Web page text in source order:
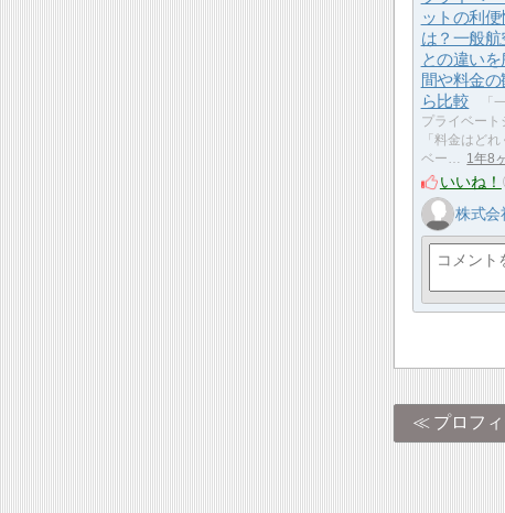
ットの利便
は？一般航
との違い
間や料金
ら比較
「
プライベート
「料金はど
ベー… 1年8
いいね！
株式会
プロフ